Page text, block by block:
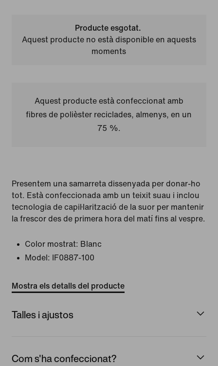
Producte esgotat.
Aquest producte no està disponible en aquests
moments
Aquest producte està confeccionat amb
fibres de polièster reciclades, almenys, en un
75 %.
Presentem una samarreta dissenyada per donar-ho
tot. Està confeccionada amb un teixit suau i inclou
tecnologia de capil·larització de la suor per mantenir
la frescor des de primera hora del matí fins al vespre.
Color mostrat: Blanc
Model:
IF0887-100
Mostra els detalls del producte
Talles i ajustos
Com s'ha confeccionat?